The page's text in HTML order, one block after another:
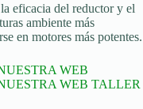
eficacia del reductor y el
ambiente más
en motores más potentes.
WEB
WEB TALLER